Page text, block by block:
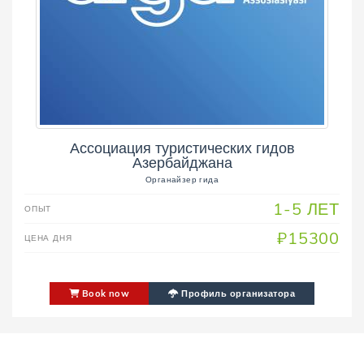
Ассоциация туристических гидов
Азербайджана
Органайзер гида
ОПЫТ 1-5 ЛЕТ
ЦЕНА ДНЯ ₽15300
Book now Профиль организатора